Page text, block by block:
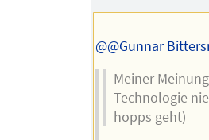
@@Gunnar
Meiner
Technologie
hopps geht)